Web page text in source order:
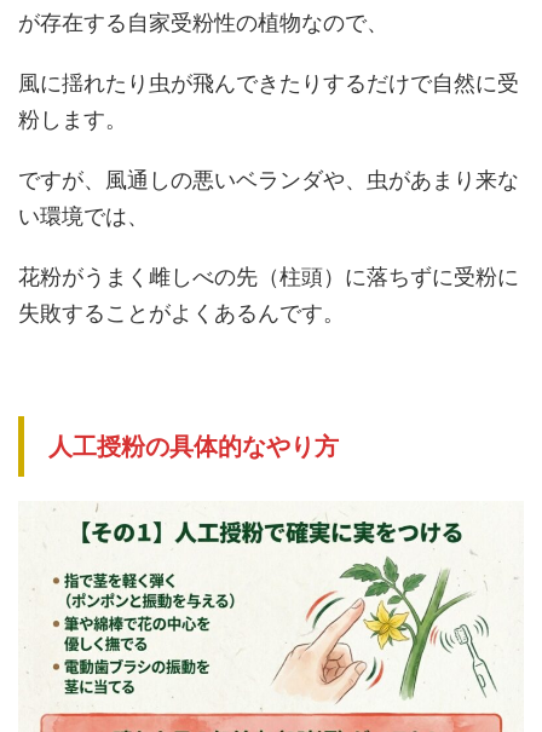
が存在する自家受粉性の植物なので、
風に揺れたり虫が飛んできたりするだけで自然に受
粉します。
ですが、風通しの悪いベランダや、虫があまり来な
い環境では、
花粉がうまく雌しべの先（柱頭）に落ちずに受粉に
失敗することがよくあるんです。
人工授粉の具体的なやり方